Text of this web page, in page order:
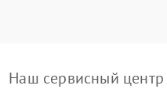
Наш сервисный